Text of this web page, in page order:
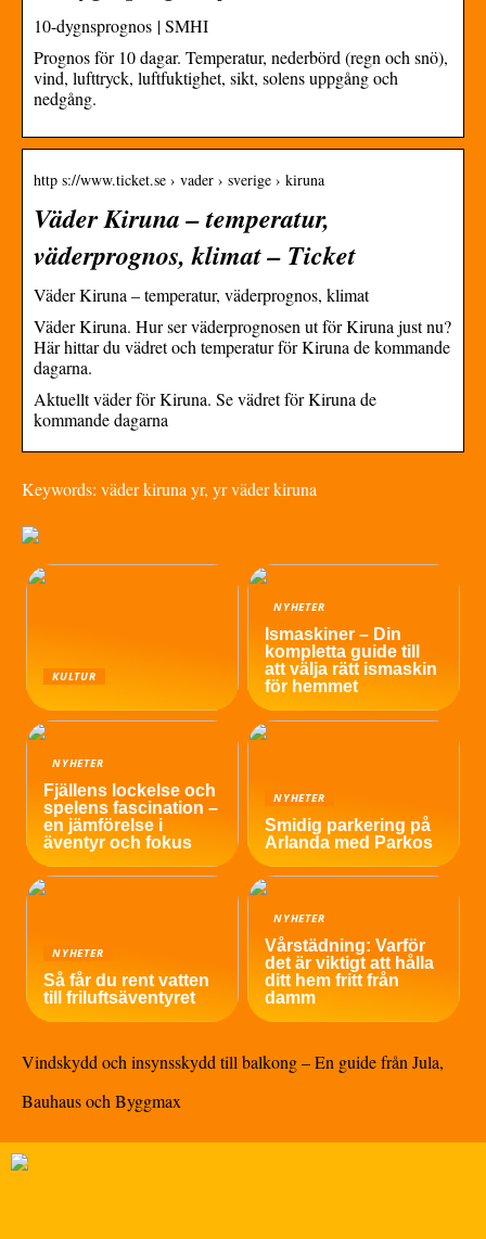
10-dygnsprognos | SMHI
Prognos för 10 dagar. Temperatur, nederbörd (regn och snö),
vind, lufttryck, luftfuktighet, sikt, solens uppgång och
nedgång.
http s://www.ticket.se › vader › sverige › kiruna
Väder Kiruna – temperatur,
väderprognos, klimat – Ticket
Väder Kiruna – temperatur, väderprognos, klimat
Väder Kiruna. Hur ser väderprognosen ut för Kiruna just nu?
Här hittar du vädret och temperatur för Kiruna de kommande
dagarna.
Aktuellt väder för Kiruna. Se vädret för Kiruna de
kommande dagarna
Keywords: väder kiruna yr, yr väder kiruna
KULTUR
NYHETER
Ismaskiner – Din
kompletta guide till
att välja rätt ismaskin
för hemmet
NYHETER
Fjällens lockelse och
spelens fascination –
en jämförelse i
äventyr och fokus
NYHETER
Smidig parkering på
Arlanda med Parkos
NYHETER
Så får du rent vatten
till friluftsäventyret
NYHETER
Vårstädning: Varför
det är viktigt att hålla
ditt hem fritt från
damm
Vindskydd och insynsskydd till balkong – En guide från Jula,
Bauhaus och Byggmax